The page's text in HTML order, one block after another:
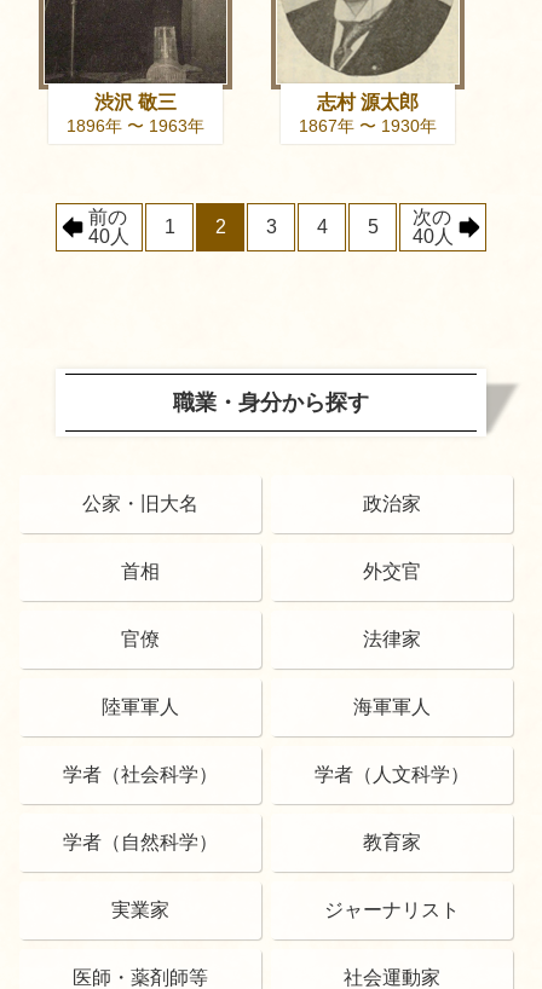
渋沢 敬三
1896年 〜 1963年
志村 源太郎
1867年 〜 1930年
前の
40人
1 2 3 4 5
次の
40人
職業・身分から探す
公家・旧大名 政治家
首相 外交官
官僚 法律家
陸軍軍人 海軍軍人
学者（社会科学） 学者（人文科学）
学者（自然科学） 教育家
実業家 ジャーナリスト
医師・薬剤師等 社会運動家